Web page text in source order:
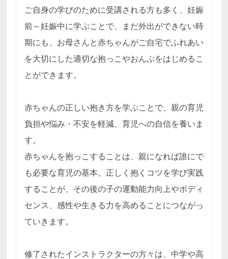
ご自身の学びのために受講される方も多く、妊娠
前～妊娠中に学ぶことで、まだ外出ができない時
期にも、お母さんと赤ちゃんがご自宅でふれあい
を大切にした適切な抱っこやおんぶをはじめるこ
とができます。
赤ちゃんの正しい抱き方を学ぶことで、親の育児
負担や悩み・不安を軽減、育児への自信を養いま
す。
赤ちゃんを抱っこすることは、親になれば誰にで
も必要な育児の基本。正しく抱くコツを学び実践
することが、その後の子の運動能力向上やボディ
センス、感性や生きる力を高めることにつながっ
ていきます。
修了されたインストラクターの方々は、中学や高